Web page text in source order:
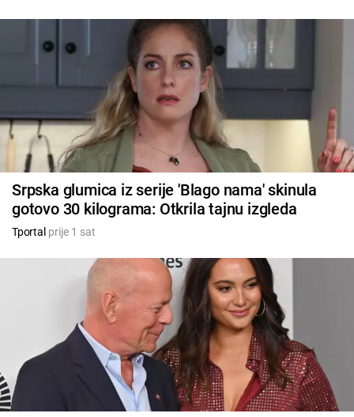
Srpska glumica iz serije 'Blago nama' skinula
gotovo 30 kilograma: Otkrila tajnu izgleda
Tportal prije 1 sat